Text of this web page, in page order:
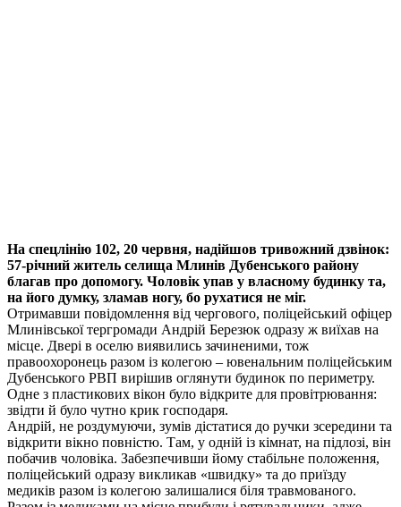
На спецлінію 102, 20 червня, надійшов тривожний дзвінок:
57-річний житель селища Млинів Дубенського району
благав про допомогу. Чоловік упав у власному будинку та,
на його думку, зламав ногу, бо рухатися не міг.
Отримавши повідомлення від чергового, поліцейський офіцер
Млинівської тергромади Андрій Березюк одразу ж виїхав на
місце. Двері в оселю виявились зачиненими, тож
правоохоронець разом із колегою – ювенальним поліцейським
Дубенського РВП вирішив оглянути будинок по периметру.
Одне з пластикових вікон було відкрите для провітрювання:
звідти й було чутно крик господаря.
Андрій, не роздумуючи, зумів дістатися до ручки зсередини та
відкрити вікно повністю. Там, у одній із кімнат, на підлозі, він
побачив чоловіка. Забезпечивши йому стабільне положення,
поліцейський одразу викликав «швидку» та до приїзду
медиків разом із колегою залишалися біля травмованого.